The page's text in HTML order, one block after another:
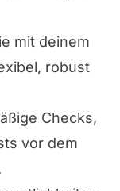
mit deinem
robust
Checks,
vor dem